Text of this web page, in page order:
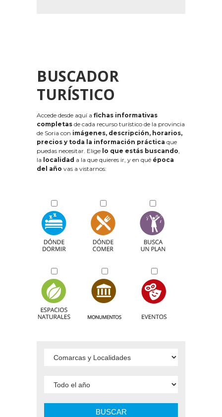
BUSCADOR
TURÍSTICO
Accede desde aquí a fichas informativas
completas de cada recurso turístico de la provincia
de Soria con imágenes, descripción, horarios,
precios y toda la información práctica que
puedas necesitar. Elige lo que estás buscando,
la localidad a la que quieres ir, y en qué época
del año vas a vistarnos:
BUSCAR